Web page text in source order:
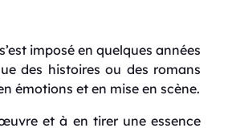
imposé en quelques années
des histoires ou des romans
émotions et en mise en scène.
et à en tirer une essence